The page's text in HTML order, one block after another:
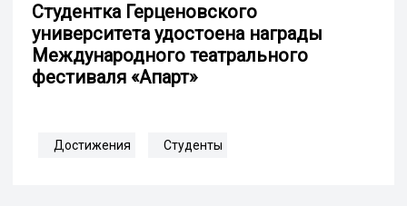
Студентка Герценовского
университета удостоена награды
Международного театрального
фестиваля «Апарт»
Достижения Студенты